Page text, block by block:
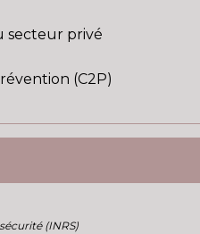
secteur privé
(C2P)
(INRS)